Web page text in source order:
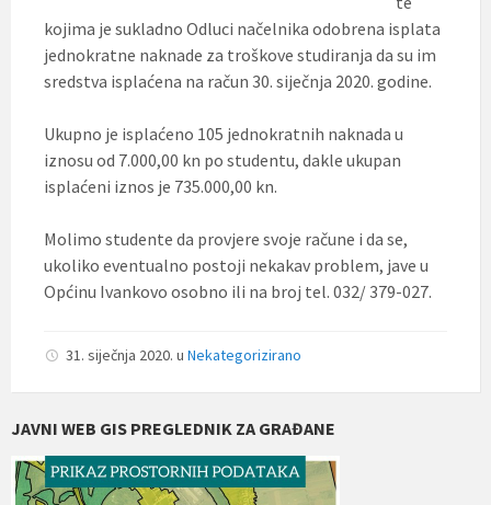
kojima je sukladno Odluci načelnika odobrena isplata
jednokratne naknade za troškove studiranja da su im
sredstva isplaćena na račun 30. siječnja 2020. godine.
Ukupno je isplaćeno 105 jednokratnih naknada u
iznosu od 7.000,00 kn po studentu, dakle ukupan
isplaćeni iznos je 735.000,00 kn.
Molimo studente da provjere svoje račune i da se,
ukoliko eventualno postoji nekakav problem, jave u
Općinu Ivankovo osobno ili na broj tel. 032/ 379-027.
31. siječnja 2020. u Nekategorizirano
JAVNI WEB GIS PREGLEDNIK ZA GRAĐANE